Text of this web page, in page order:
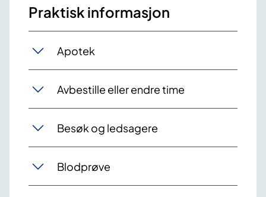
Praktisk informasjon
Apotek
Avbestille eller endre time
Besøk og ledsagere
Blodprøve